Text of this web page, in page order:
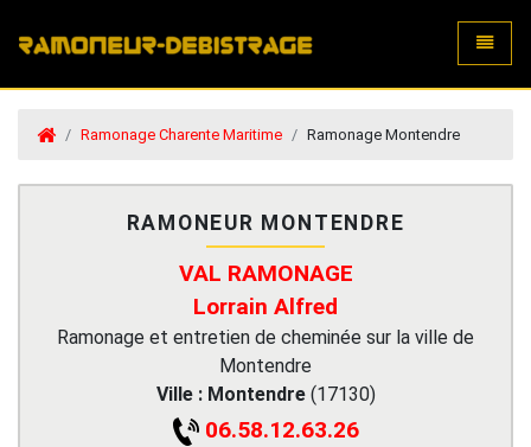
Ramonage Charente Maritime Ramonage Montendre
RAMONEUR MONTENDRE
VAL RAMONAGE
Lorrain Alfred
Ramonage et entretien de cheminée sur la ville de
Montendre
Ville : Montendre(17130)
06.58.12.63.26